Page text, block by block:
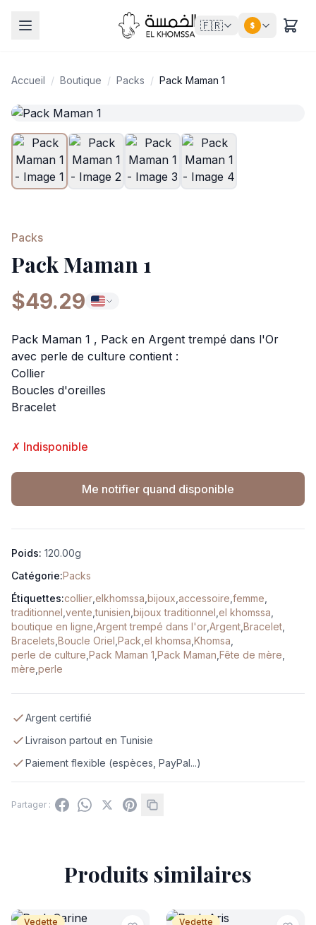
🇫🇷 $
Accueil / Boutique / Packs / Pack Maman 1
Packs
Pack Maman 1
$49.29
Pack Maman 1 , Pack en Argent trempé dans l'Or
avec perle de culture contient :
Collier
Boucles d'oreilles
Bracelet
✗ Indisponible
Me notifier quand disponible
Poids: 120.00g
Catégorie:Packs
Étiquettes:collier elkhomssa bijoux accessoire femme
traditionnel vente ,tunisien bijoux traditionnel el khomssa
boutique en ligne Argent trempé dans l'or Argent Bracelet
Bracelets Boucle Oriel Pack el khomsa Khomsa
perle de culture Pack Maman 1 Pack Maman Fête de mère
mère perle
Argent certifié
Livraison partout en Tunisie
Paiement flexible (espèces, PayPal...)
Partager :
Produits similaires
Vedette
Vedette